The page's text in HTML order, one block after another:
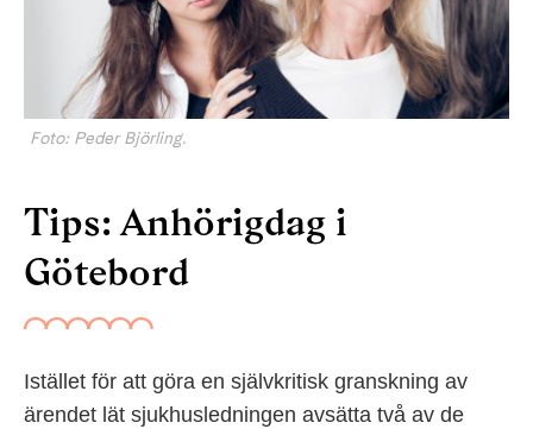
Foto: Peder Björling.
Tips: Anhörigdag i
Götebord
Istället för att göra en självkritisk granskning av
ärendet lät sjukhusledningen avsätta två av de